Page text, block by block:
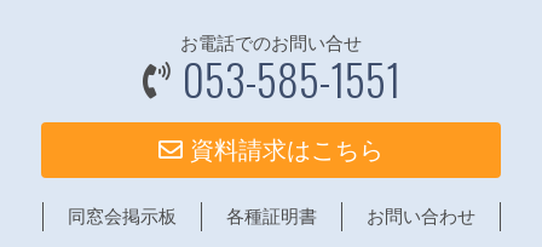
お電話でのお問い合せ
053-585-1551
資料請求はこちら
同窓会掲示板 各種証明書 お問い合わせ